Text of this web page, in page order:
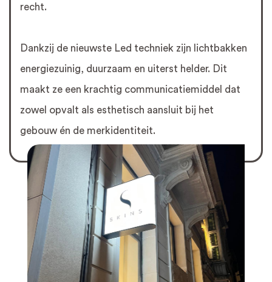
recht.
Dankzij de nieuwste Led techniek zijn lichtbakken
energiezuinig, duurzaam en uiterst helder. Dit
maakt ze een krachtig communicatiemiddel dat
zowel opvalt als esthetisch aansluit bij het
gebouw én de merkidentiteit.